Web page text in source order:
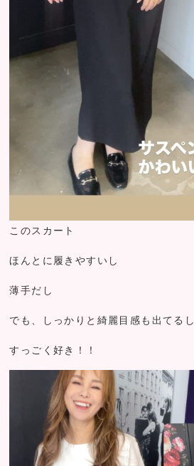
このスカート
ほんとに履きやすいし
薄手だし
でも、しっかりと綺麗目感も出てるし
すっごく好き！！